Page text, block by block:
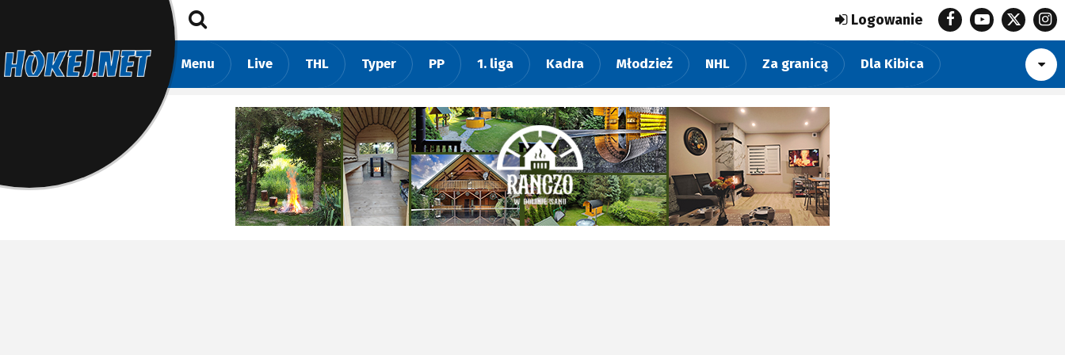
Menu Live THL Typer PP 1. liga Kadra Młodzież NHL Za granicą Dla Kibica
Logowanie